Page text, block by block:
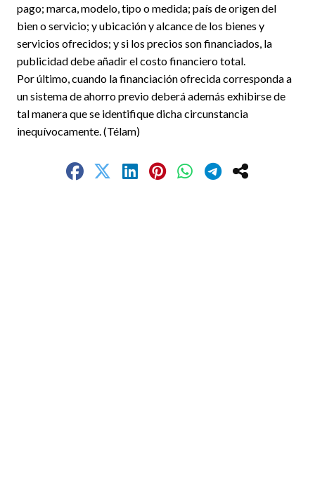
pago; marca, modelo, tipo o medida; país de origen del
bien o servicio; y ubicación y alcance de los bienes y
servicios ofrecidos; y si los precios son financiados, la
publicidad debe añadir el costo financiero total.
Por último, cuando la financiación ofrecida corresponda a
un sistema de ahorro previo deberá además exhibirse de
tal manera que se identifique dicha circunstancia
inequívocamente. (Télam)